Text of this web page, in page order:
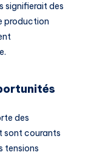
signifierait des
production
des
sont courants
tensions